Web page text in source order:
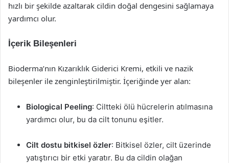
hızlı bir şekilde azaltarak cildin doğal dengesini sağlamaya
yardımcı olur.
İçerik Bileşenleri
Bioderma’nın Kızarıklık Giderici Kremi, etkili ve nazik
bileşenler ile zenginleştirilmiştir. İçeriğinde yer alan:
Biological Peeling: Ciltteki ölü hücrelerin atılmasına
yardımcı olur, bu da cilt tonunu eşitler.
Cilt dostu bitkisel özler: Bitkisel özler, cilt üzerinde
yatıştırıcı bir etki yaratır. Bu da cildin olağan